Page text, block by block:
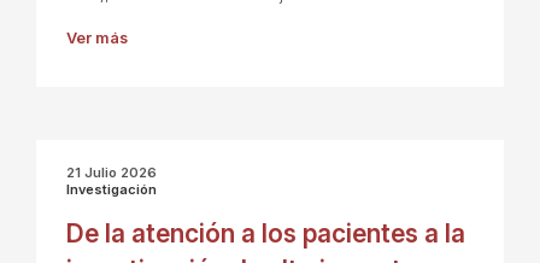
Ver más
21 Julio 2026
Investigación
De la atención a los pacientes a la